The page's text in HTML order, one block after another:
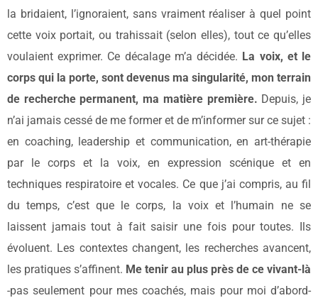
la bridaient, l’ignoraient, sans vraiment réaliser à quel point
cette voix portait, ou trahissait (selon elles), tout ce qu’elles
voulaient exprimer. Ce décalage m’a décidée. La voix, et le
corps qui la porte, sont devenus ma singularité, mon terrain
de recherche permanent, ma matière première. Depuis, je
n’ai jamais cessé de me former et de m’informer sur ce sujet :
en coaching, leadership et communication, en art-thérapie
par le corps et la voix, en expression scénique et en
techniques respiratoire et vocales. Ce que j’ai compris, au fil
du temps, c’est que le corps, la voix et l’humain ne se
laissent jamais tout à fait saisir une fois pour toutes. Ils
évoluent. Les contextes changent, les recherches avancent,
les pratiques s’affinent. Me tenir au plus près de ce vivant-là
-pas seulement pour mes coachés, mais pour moi d’abord-